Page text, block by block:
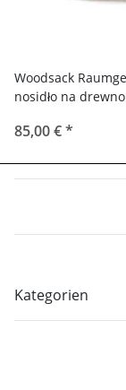
Woodsack
nosidło na
85,00 €*
Kategorien